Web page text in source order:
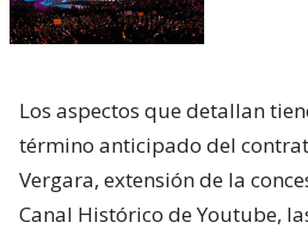
Los aspectos que detallan
término anticipado del
Vergara, extensión de la
Canal Histórico de Youtube,